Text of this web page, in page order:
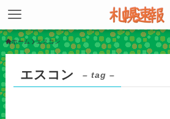
ホーム エスコン
エスコン – tag –